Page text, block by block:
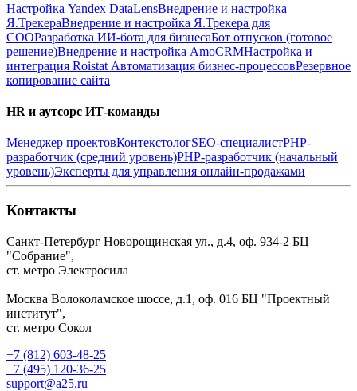
Настройка Yandex DataLensВнедрение и настройка
Я.ТрекераВнедрение и настройка Я.Трекера для
СООРазработка ИИ-бота для бизнесаБот отпусков (готовое
решение)Внедрение и настройка AmoCRMНастройка и
интеграция Roistat Автоматизация бизнес-процессовРезервное
копирование сайта
HR и аутсорс ИТ-команды
Менеджер проектовКонтекстологSEO-специалистPHP-
разработчик (средний уровень)PHP-разработчик (начальный
уровень)Эксперты для управления онлайн-продажами
Контакты
Санкт-Петербург Новорощинская ул., д.4, оф. 934-2 БЦ
"Собрание",
ст. метро Электросила
Москва Волоколамское шоссе, д.1, оф. 016 БЦ "Проектный
институт",
ст. метро Сокол
+7 (812) 603-48-25
+7 (495) 120-36-25
support@a25.ru